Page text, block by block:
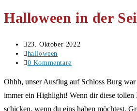
durchsuchen
Halloween in der
Beitrag
veröffentlicht:
23. Oktober 2022
Beitrags-
Kategorie:
halloween
Beitrags-
0 Kommentare
Ohhh, unser Ausflug auf Schloss Burg
immer ein Highlight! Wenn dir diese tollen
schicken, wenn du eins haben möchtest.